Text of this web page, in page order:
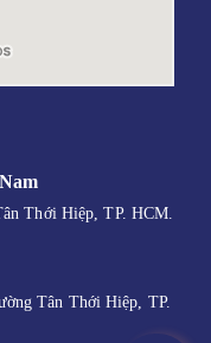
Thới Hiệp, TP. HCM.
Tân Thới Hiệp, TP.